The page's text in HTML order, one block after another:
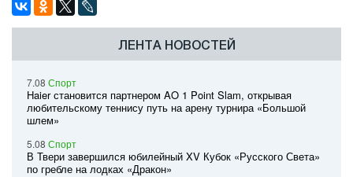
ЛЕНТА НОВОСТЕЙ
7.08 Спорт
Haier становится партнером AO 1 Point Slam, открывая
любительскому теннису путь на арену турнира «Большой
шлем»
5.08 Спорт
В Твери завершился юбилейный XV Кубок «Русского Света»
по гребле на лодках «Дракон»